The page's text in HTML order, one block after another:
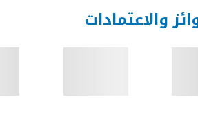
والاعتمادات